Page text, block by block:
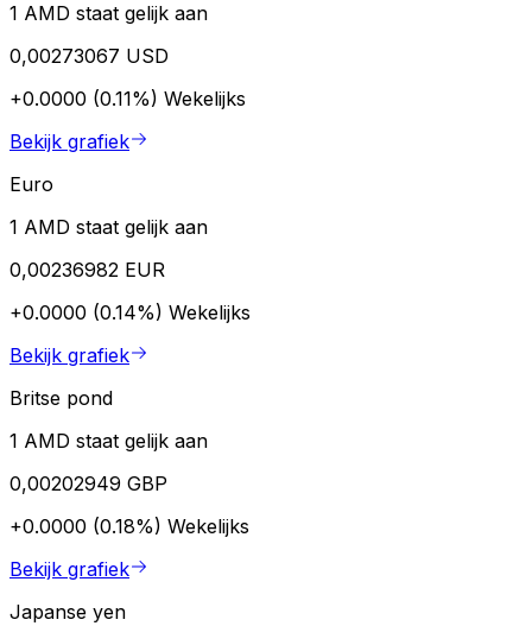
1 AMD staat gelijk aan
0,00273067 USD
+0.0000 (0.11%) Wekelijks
Bekijk grafiek
Euro
1 AMD staat gelijk aan
0,00236982 EUR
+0.0000 (0.14%) Wekelijks
Bekijk grafiek
Britse pond
1 AMD staat gelijk aan
0,00202949 GBP
+0.0000 (0.18%) Wekelijks
Bekijk grafiek
Japanse yen